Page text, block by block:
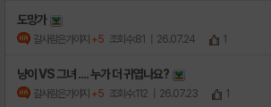
도망가
갈사람은가야지 +5 조회수:81 | 26.07.24 1
냥이 VS 그녀 .... 누가 더 귀엽나요?
갈사람은가야지 +5 조회수:112 | 26.07.23 1